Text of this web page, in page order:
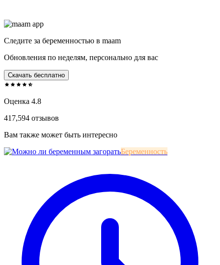
Следите за беременностью в maam
Обновления по неделям, персонально для вас
Скачать бесплатно
Оценка 4.8
417,594 отзывов
Вам также может быть интересно
Беременность